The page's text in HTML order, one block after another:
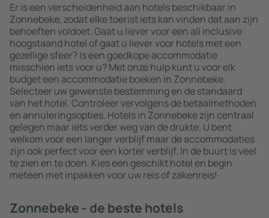
Er is een verscheidenheid aan hotels beschikbaar in
Zonnebeke, zodat elke toerist iets kan vinden dat aan zijn
behoeften voldoet. Gaat u liever voor een all inclusive
hoogstaand hotel of gaat u liever voor hotels met een
gezellige sfeer? Is een goedkope accommodatie
misschien iets voor u? Met onze hulp kunt u voor elk
budget een accommodatie boeken in Zonnebeke.
Selecteer uw gewenste bestemming en de standaard
van het hotel. Controleer vervolgens de betaalmethoden
en annuleringsopties. Hotels in Zonnebeke zijn centraal
gelegen maar iets verder weg van de drukte. U bent
welkom voor een langer verblijf maar de accommodaties
zijn ook perfect voor een korter verblijf. In de buurt is veel
te zien en te doen. Kies een geschikt hotel en begin
meteen met inpakken voor uw reis of zakenreis!
Zonnebeke - de beste hotels